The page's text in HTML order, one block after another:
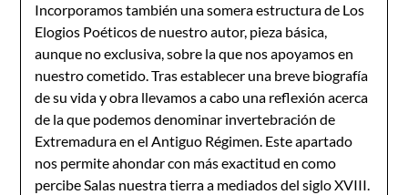
Incorporamos también una somera estructura de Los
Elogios Poéticos de nuestro autor, pieza básica,
aunque no exclusiva, sobre la que nos apoyamos en
nuestro cometido. Tras establecer una breve biografía
de su vida y obra llevamos a cabo una reflexión acerca
de la que podemos denominar invertebración de
Extremadura en el Antiguo Régimen. Este apartado
nos permite ahondar con más exactitud en como
percibe Salas nuestra tierra a mediados del siglo XVIII.